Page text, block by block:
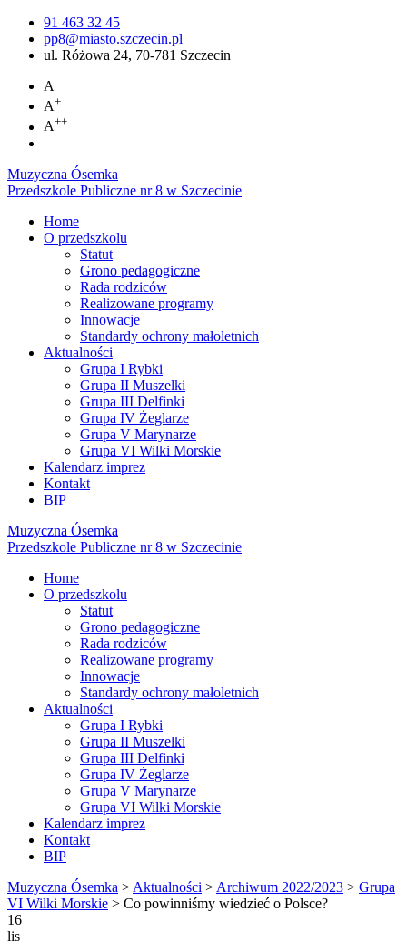
91 463 32 45
pp8@miasto.szczecin.pl
ul. Różowa 24, 70-781 Szczecin
A
A+
A++
Muzyczna Ósemka
Przedszkole Publiczne nr 8 w Szczecinie
Home
O przedszkolu
Statut
Grono pedagogiczne
Rada rodziców
Realizowane programy
Innowacje
Standardy ochrony małoletnich
Aktualności
Grupa I Rybki
Grupa II Muszelki
Grupa III Delfinki
Grupa IV Żeglarze
Grupa V Marynarze
Grupa VI Wilki Morskie
Kalendarz imprez
Kontakt
BIP
Muzyczna Ósemka
Przedszkole Publiczne nr 8 w Szczecinie
Home
O przedszkolu
Statut
Grono pedagogiczne
Rada rodziców
Realizowane programy
Innowacje
Standardy ochrony małoletnich
Aktualności
Grupa I Rybki
Grupa II Muszelki
Grupa III Delfinki
Grupa IV Żeglarze
Grupa V Marynarze
Grupa VI Wilki Morskie
Kalendarz imprez
Kontakt
BIP
Muzyczna Ósemka > Aktualności > Archiwum 2022/2023 > Grupa
VI Wilki Morskie > Co powinniśmy wiedzieć o Polsce?
16
lis